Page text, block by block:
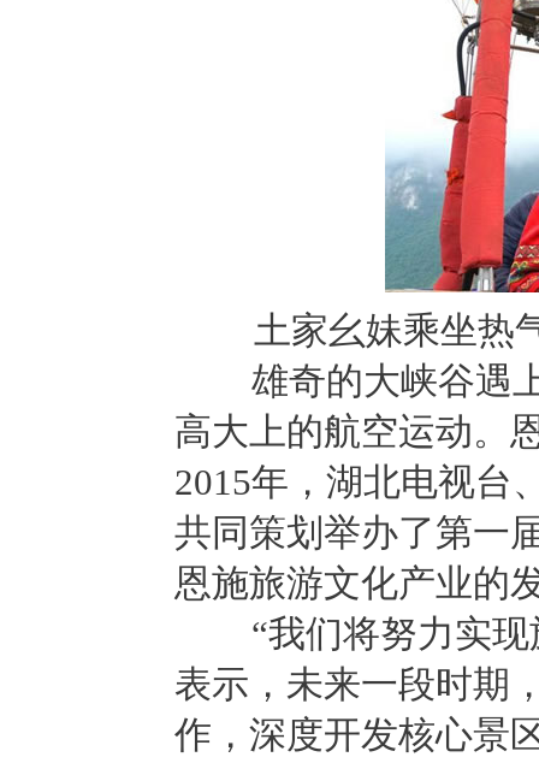
土家幺妹乘坐热
雄奇的大峡谷遇上
高大上的航空运动。
2015年，湖北电视台
共同策划举办了第一
恩施旅游文化产业的
“我们将努力实现
表示，未来一段时期
作，深度开发核心景